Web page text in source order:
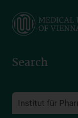
main
Search